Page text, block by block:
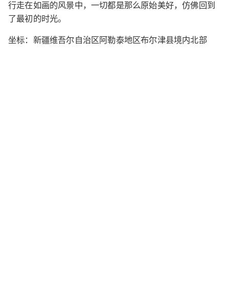
行走在如画的风景中，一切都是那么原始美好，仿佛回到
了最初的时光。
坐标：新疆维吾尔自治区阿勒泰地区布尔津县境内北部